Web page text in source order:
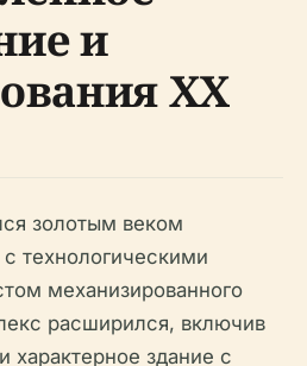
и
XX
золотым веком
технологическими
механизированного
расширился, включив
характерное здание с